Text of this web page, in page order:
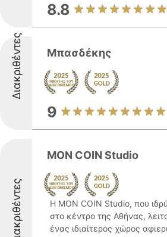
8.8
Διακριθέντες Μπασδέκης
9
Διακριθέντες
MON COIN Studio
Η MON COIN Studio, που
στο κέντρο της Αθήνας,
ένας ιδιαίτερος χώρος